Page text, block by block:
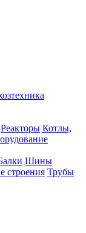
Реакторы Котлы,
Шины
строения Трубы